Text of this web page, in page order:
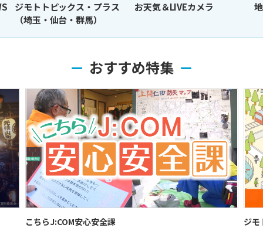
ジモトトピックス・プラス
（埼玉・仙台・群馬）
お天気＆LIVEカメラ
おすすめ特集
こちらJ:COM安心安全課 ジモ